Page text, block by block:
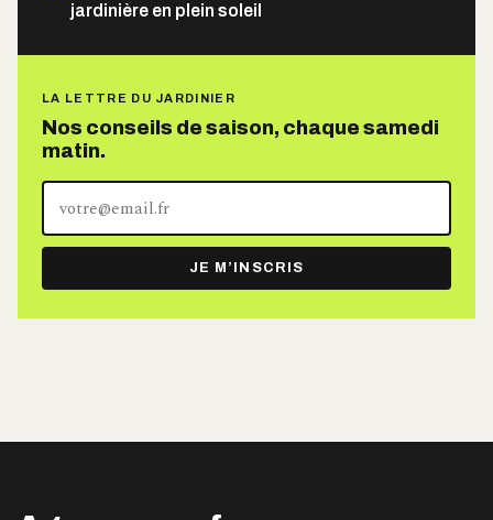
jardinière en plein soleil
LA LETTRE DU JARDINIER
Nos conseils de saison, chaque samedi
matin.
adresse
e-
mail
JE M’INSCRIS